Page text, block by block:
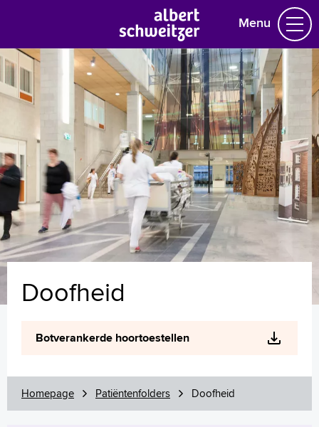
Menu
Homepage
Praktische informatie
Specialismen
Werken en leren
Medewerkers
Contact
MijnASz
Language
Zoeken
Doofheid
Botverankerde hoortoestellen
Homepage Patiëntenfolders Doofheid